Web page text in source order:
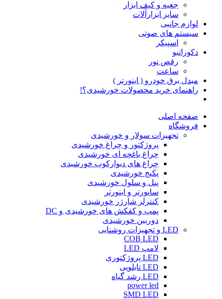
جعبه و کیف ابزار
سایر ابزارآلات
لوازم جانبی
سیستم های صوتی
اسپیکر
دکوراتیو
رقص نور
ساعت
مبدل برق خودرو ( اینورتر )
راهنمای خرید محصولات خورشیدی؟!
صفحه اصلی
فروشگاه
تجهیزات سولار و خورشیدی
پروژکتور و چراغ خورشیدی
چراغ باغچه ای خورشیدی
چراغ های دیوارکوب خورشیدی
پکیج خورشیدی
پنل و سلول خورشیدی
سانورتر و اینورتر
کنترلر شارژر خورشیدی
پمپ و کفکش های خورشیدی و DC
دوربین خورشیدی
LED و تجهیزات روشنایی
COB LED
لامپ LED
LED پروژکتوری
LED تابلویی
LED رشد گیاه
power led
SMD LED